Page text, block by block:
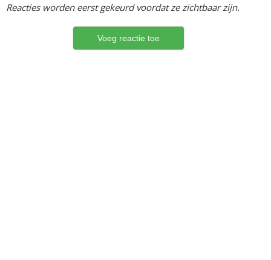
Reacties worden eerst gekeurd voordat ze zichtbaar zijn.